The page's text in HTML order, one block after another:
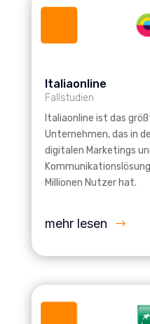
Italiaonline
Fallstudien
Italiaonline ist das
Unternehmen, das in
digitalen Marketings
Millionen Nutzer hat.
mehr lesen